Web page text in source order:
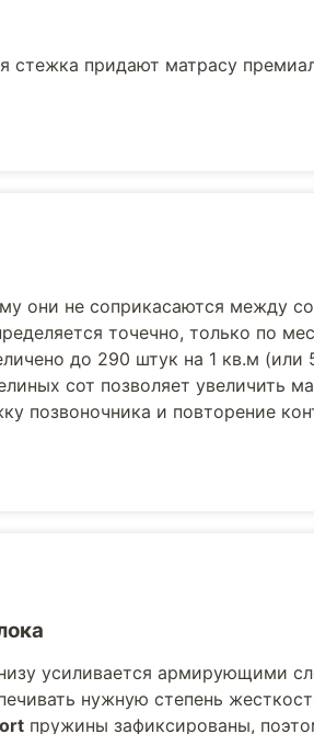
стежка придают матрасу
они не соприкасаются между
точечно, только по
до 290 штук на 1 кв.м (или
сот позволяет увеличить
позвоночника и повторение
усиливается армирующими
нужную степень
пружины зафиксированы,